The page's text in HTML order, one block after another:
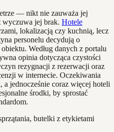
— nikt nie zauważa jej
wyczuwa jej brak. Hotele
lokalizacją czy kuchnią, lecz
personelu decydują o
Według danych z portalu
opinia dotycząca czystości
rezygnacji z rezerwacji oraz
w internecie. Oczekiwania
jednocześnie coraz więcej hoteli
środki, by sprostać